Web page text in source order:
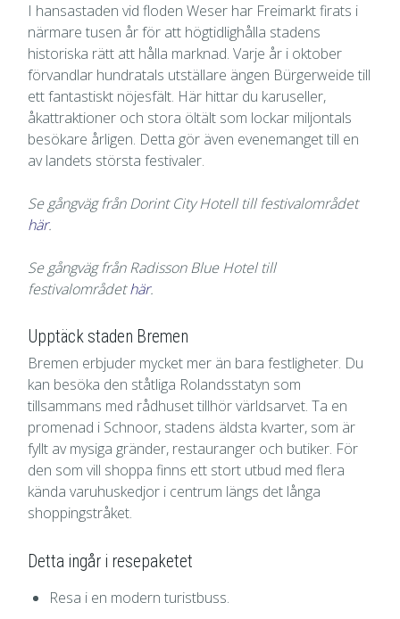
I hansastaden vid floden Weser har Freimarkt firats i
närmare tusen år för att högtidlighålla stadens
historiska rätt att hålla marknad. Varje år i oktober
förvandlar hundratals utställare ängen Bürgerweide till
ett fantastiskt nöjesfält. Här hittar du karuseller,
åkattraktioner och stora öltält som lockar miljontals
besökare årligen. Detta gör även evenemanget till en
av landets största festivaler.
Se gångväg från Dorint City Hotell till festivalområdet
här.
Se gångväg från Radisson Blue Hotel till
festivalområdethär.
Upptäck staden Bremen
Bremen erbjuder mycket mer än bara festligheter. Du
kan besöka den ståtliga Rolandsstatyn som
tillsammans med rådhuset tillhör världsarvet. Ta en
promenad i Schnoor, stadens äldsta kvarter, som är
fyllt av mysiga gränder, restauranger och butiker. För
den som vill shoppa finns ett stort utbud med flera
kända varuhuskedjor i centrum längs det långa
shoppingstråket.
Detta ingår i resepaketet
Resa i en modern turistbuss.